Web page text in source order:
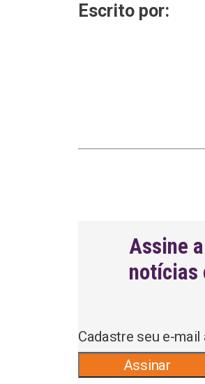
Escrito por:
Assine
notícias